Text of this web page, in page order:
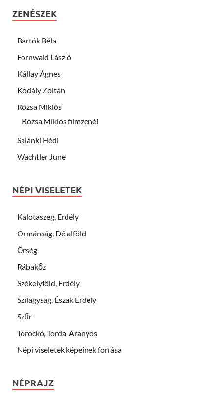
ZENÉSZEK
Bartók Béla
Fornwald László
Kállay Ágnes
Kodály Zoltán
Rózsa Miklós
Rózsa Miklós filmzenéi
Salánki Hédi
Wachtler June
NÉPI VISELETEK
Kalotaszeg, Erdély
Ormánság, Délalföld
Őrség
Rábakőz
Székelyföld, Erdély
Szilágyság, Észak Erdély
Szűr
Torockó, Torda-Aranyos
Népi viseletek képeinek forrása
NÉPRAJZ